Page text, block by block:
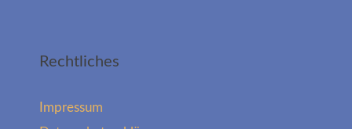
Rechtliches
Impressum